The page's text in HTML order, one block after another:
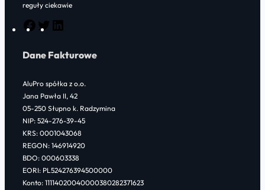
reguły ciekawie
F
c
b
o
o
k
T
i
t
e
r
n
e
d
I
n
Dane Fakturowe
AluPro spółka z o.o.
Jana Pawła II, 42
05-250 Słupno k. Radzymina
NIP: 524-276-39-45
KRS: 0001043068
REGON: 146914920
BDO: 000603338
EORI: PL524276394500000
Konto: 11114020040000380282371623